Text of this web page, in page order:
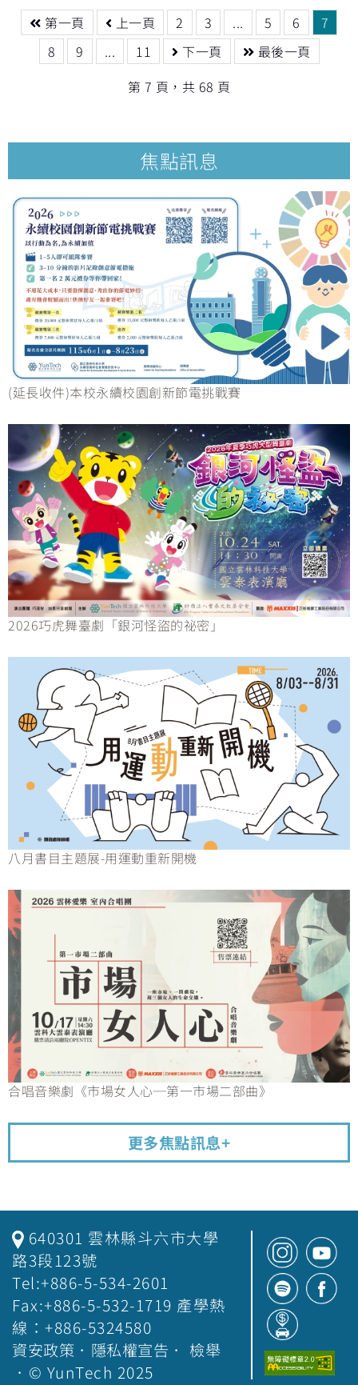
第一頁 上一頁 2 3 ... 5 6
7
8
9 ... 11 下一頁
最後一頁
第 7 頁，共 68 頁
焦點訊息
(延長收件)本校永續校園創新節電挑戰賽
2026巧虎舞臺劇「銀河怪盜的祕密」
八月書目主題展-用運動重新開機
合唱音樂劇《市場女人心─第一市場二部曲》
更多焦點訊息+
640301 雲林縣斗六市大學
路3段123號
Tel:+886-5-534-2601
Fax:+886-5-532-1719 產學熱
線：+886-5324580
資安政策 ． 隱私權宣告 ． 檢舉
．© YunTech 2025